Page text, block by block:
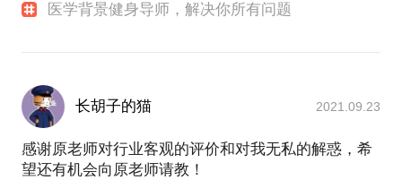
医学背景健身导师，解决你所有问题
长胡子的猫 2021.09.23
感谢原老师对行业客观的评价和对我无私的解惑，希
望还有机会向原老师请教！